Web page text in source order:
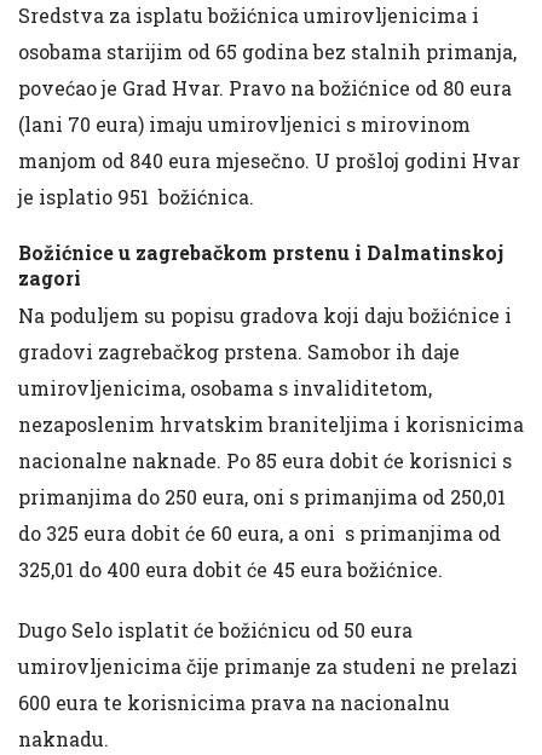
Sredstva za isplatu božićnica umirovljenicima i
osobama starijim od 65 godina bez stalnih primanja,
povećao je Grad Hvar. Pravo na božićnice od 80 eura
(lani 70 eura) imaju umirovljenici s mirovinom
manjom od 840 eura mjesečno. U prošloj godini Hvar
je isplatio 951 božićnica.
Božićnice u zagrebačkom prstenu i Dalmatinskoj
zagori
Na poduljem su popisu gradova koji daju božićnice i
gradovi zagrebačkog prstena. Samobor ih daje
umirovljenicima, osobama s invaliditetom,
nezaposlenim hrvatskim braniteljima i korisnicima
nacionalne naknade. Po 85 eura dobit će korisnici s
primanjima do 250 eura, oni s primanjima od 250,01
do 325 eura dobit će 60 eura, a oni s primanjima od
325,01 do 400 eura dobit će 45 eura božićnice.
Dugo Selo isplatit će božićnicu od 50 eura
umirovljenicima čije primanje za studeni ne prelazi
600 eura te korisnicima prava na nacionalnu
naknadu.